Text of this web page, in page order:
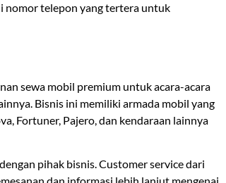
nomor telepon yang tertera untuk
sewa mobil premium untuk acara-acara
Bisnis ini memiliki armada mobil yang
Fortuner, Pajero, dan kendaraan lainnya
pihak bisnis. Customer service dari